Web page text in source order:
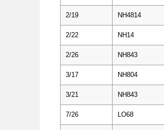
2/19 NH4814
2/22 NH14
2/26 NH843
3/17 NH804
3/21 NH843
7/26 LO68